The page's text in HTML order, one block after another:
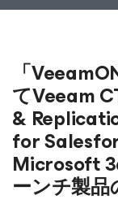
「
てVeeam
&
for
Microsoft
ーンチ製